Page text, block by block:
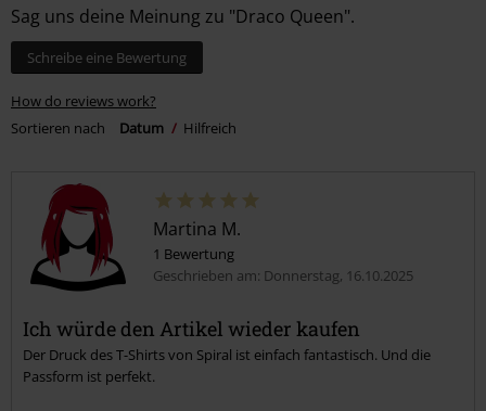
Sag uns deine Meinung zu "Draco Queen".
Schreibe eine Bewertung
How do reviews work?
Sortieren nach
Datum Hilfreich
Martina M.
1 Bewertung
Geschrieben am: Donnerstag, 16.10.2025
Ich würde den Artikel wieder kaufen
Der Druck des T-Shirts von Spiral ist einfach fantastisch. Und die
Passform ist perfekt.